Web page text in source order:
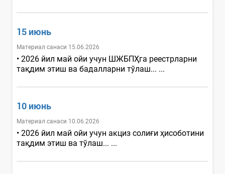
15 июнь
Материал санаси 15.06.2026
• 2026 йил май ойи учун ШЖБПҲга реестрларни
тақдим этиш ва бадалларни тўлаш... ...
10 июнь
Материал санаси 10.06.2026
• 2026 йил май ойи учун акциз солиғи ҳисоботини
тақдим этиш ва тўлаш... ...